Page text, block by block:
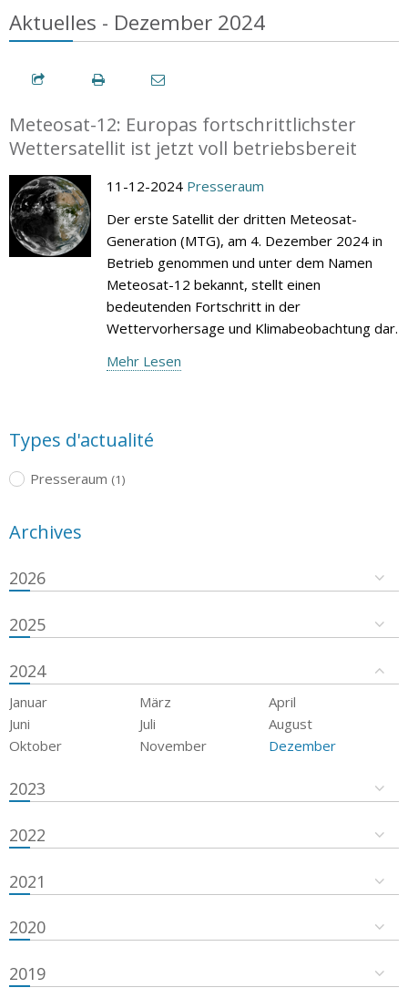
Aktuelles - Dezember 2024
Meteosat-12: Europas fortschrittlichster
Wettersatellit ist jetzt voll betriebsbereit
11-12-2024 Presseraum
Der erste Satellit der dritten Meteosat-
Generation (MTG), am 4. Dezember 2024 in
Betrieb genommen und unter dem Namen
Meteosat-12 bekannt, stellt einen
bedeutenden Fortschritt in der
Wettervorhersage und Klimabeobachtung dar.
Mehr Lesen
Types d'actualité
Presseraum (1)
Archives
2026
2025
2024
Januar März
April
Juni
Juli
August
Oktober
November Dezember
2023
2022
2021
2020
2019